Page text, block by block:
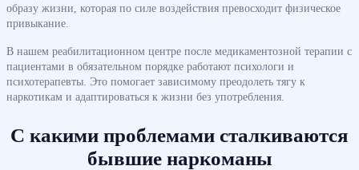
образу жизни, которая по силе воздействия превосходит физическое
привыкание.
В нашем реабилитационном центре после медикаментозной терапии с
пациентами в обязательном порядке работают психологи и
психотерапевты. Это помогает зависимому преодолеть тягу к
наркотикам и адаптироваться к жизни без употребления.
С какими проблемами сталкиваются
бывшие наркоманы